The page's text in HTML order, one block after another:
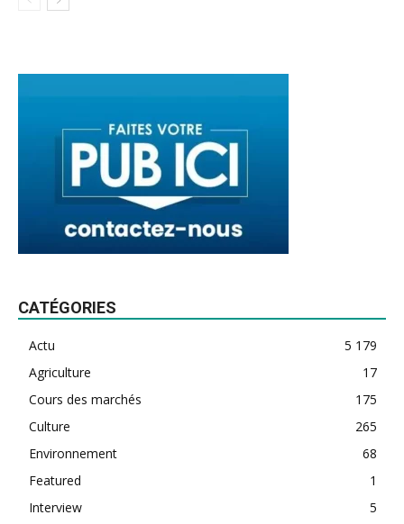
CATÉGORIES
Actu
5 179
Agriculture
17
Cours des marchés
175
Culture
265
Environnement
68
Featured
1
Interview
5